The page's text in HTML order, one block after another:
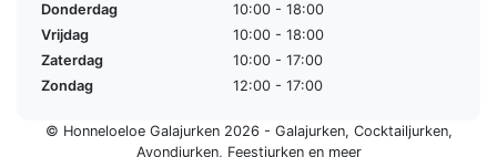
Donderdag
10:00 - 18:00
Vrijdag
10:00 - 18:00
Zaterdag
10:00 - 17:00
Zondag
12:00 - 17:00
© Honneloeloe Galajurken 2026 - Galajurken, Cocktailjurken,
Avondjurken, Feestjurkenen meer